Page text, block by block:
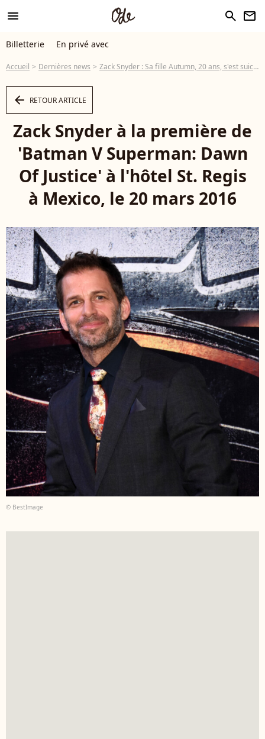
menu search newsletter
Billetterie En privé avec
Accueil Dernières news Zack Snyder : Sa fille Autumn, 20 ans, s'est suicidée
arrow_left RETOUR ARTICLE
Zack Snyder à la première de
'Batman V Superman: Dawn
Of Justice' à l'hôtel St. Regis
à Mexico, le 20 mars 2016
© BestImage